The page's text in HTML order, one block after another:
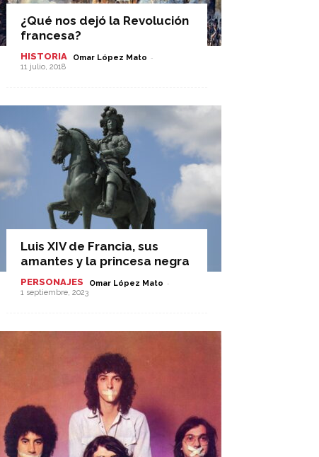
¿Qué nos dejó la Revolución
francesa?
HISTORIA Omar López Mato -
11 julio, 2018
Luis XIV de Francia, sus
amantes y la princesa negra
PERSONAJES Omar López Mato -
1 septiembre, 2023